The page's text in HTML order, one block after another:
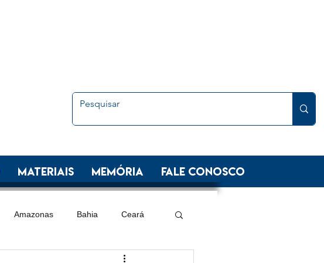
Materiais Memória FALE CONOSCO
Amazonas Bahia Ceará
Minas Gerais